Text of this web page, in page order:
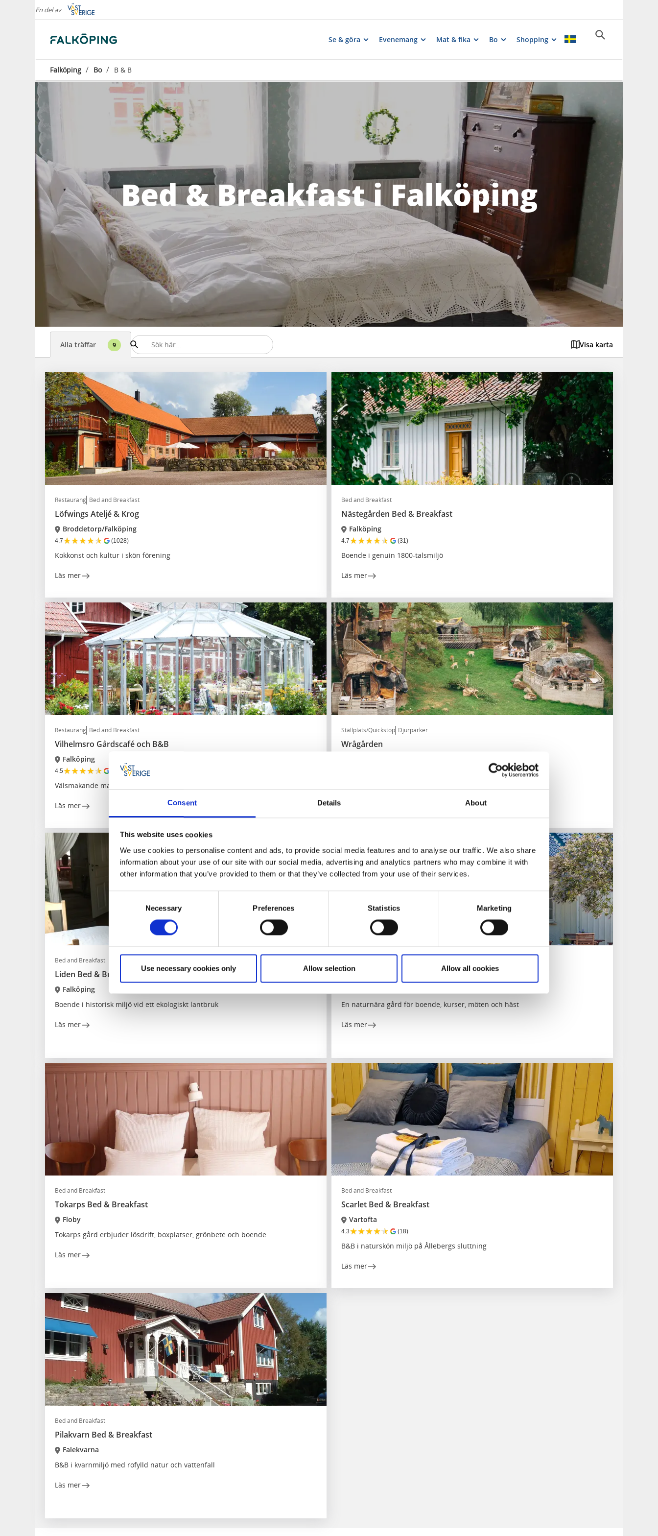
Consent Details About
This website uses cookies
We use cookies to personalise content and ads, to provide social media features and to analyse our traffic. We also share
information about your use of our site with our social media, advertising and analytics partners who may combine it with
other information that you’ve provided to them or that they’ve collected from your use of their services.
Necessary Preferences Statistics Marketing
Use necessary cookies only Allow selection Allow all cookies
En del av
Se & göra Evenemang Mat & fika Bo Shopping
Falköping / Bo / B & B
Bed & Breakfast i Falköping
Alla träffar 9 Visa karta
Restaurang Bed and Breakfast
Löfwings Ateljé & Krog
Broddetorp/Falköping
4.7★★★★★ (1028)
Kokkonst och kultur i skön förening
Läs mer
Bed and Breakfast
Nästegården Bed & Breakfast
Falköping
4.7★★★★★ (31)
Boende i genuin 1800-talsmiljö
Läs mer
Restaurang Bed and Breakfast
Vilhelmsro Gårdscafé och B&B
Falköping
4.5★★★★★ (375)
Välsmakande mat och fika i anrik lantbruksmiljö
Läs mer
Ställplats/Quickstop Djurparker
Wrågården
Bed and Breakfast
Liden Bed & Breakfast
Falköping
Boende i historisk miljö vid ett ekologiskt lantbruk
Läs mer
Torpa Gård & Ängar
En naturnära gård för boende, kurser, möten och häst
Läs mer
Bed and Breakfast
Tokarps Bed & Breakfast
Floby
Tokarps gård erbjuder lösdrift, boxplatser, grönbete och boende
Läs mer
Bed and Breakfast
Scarlet Bed & Breakfast
Vartofta
4.3★★★★★ (18)
B&B i naturskön miljö på Ållebergs sluttning
Läs mer
Bed and Breakfast
Pilakvarn Bed & Breakfast
Falekvarna
B&B i kvarnmiljö med rofylld natur och vattenfall
Läs mer